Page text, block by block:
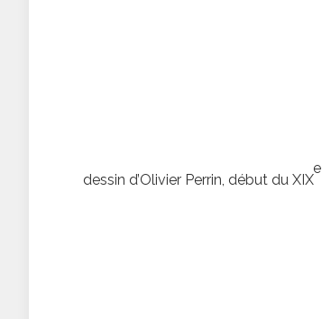
dessin d’Olivier Perrin, début du XIX
e